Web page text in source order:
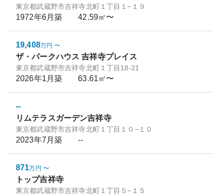
東京都武蔵野市吉祥寺北町１丁目１−１９
1972年6月築 42.59㎡〜
19,408万円 〜
ザ・パークハウス 吉祥寺プレイス
東京都武蔵野市吉祥寺北町１丁目18-21
2026年1月築 63.61㎡〜
--
リムテラスガーデン吉祥寺
東京都武蔵野市吉祥寺北町１丁目１０−１０
2023年7月築 --
871万円 〜
トップ吉祥寺
東京都武蔵野市吉祥寺北町１丁目５−１５